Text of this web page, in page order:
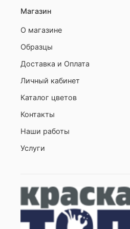
Магазин
О магазине
Образцы
Доставка и Оплата
Личный кабинет
Каталог цветов
Контакты
Наши работы
Услуги